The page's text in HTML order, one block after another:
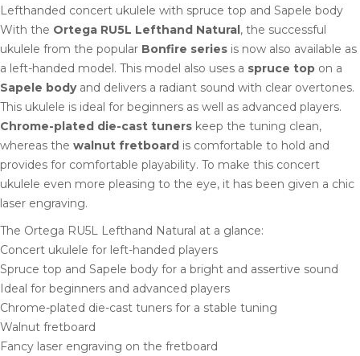
Lefthanded concert ukulele with spruce top and Sapele body
With the Ortega RU5L Lefthand Natural, the successful
ukulele from the popular Bonfire series is now also available as
a left-handed model. This model also uses a spruce top on a
Sapele bodyand delivers a radiant sound with clear overtones.
This ukulele is ideal for beginners as well as advanced players.
Chrome-plated die-cast tuners keep the tuning clean,
whereas the walnut fretboard is comfortable to hold and
provides for comfortable playability. To make this concert
ukulele even more pleasing to the eye, it has been given a chic
laser engraving.
The Ortega RU5L Lefthand Natural at a glance:
Concert ukulele for left-handed players
Spruce top and Sapele body for a bright and assertive sound
Ideal for beginners and advanced players
Chrome-plated die-cast tuners for a stable tuning
Walnut fretboard
Fancy laser engraving on the fretboard